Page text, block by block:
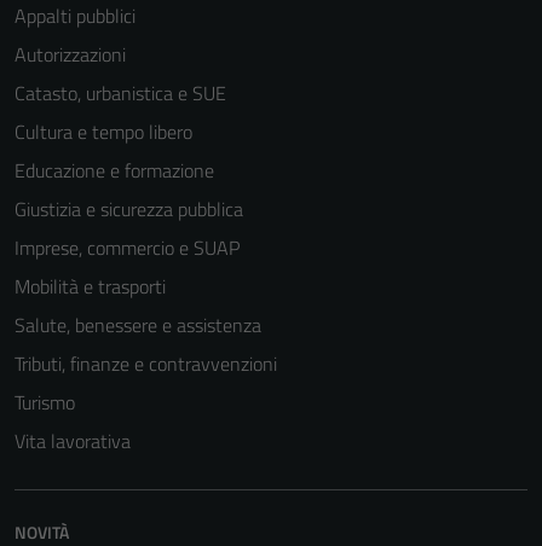
Appalti pubblici
Autorizzazioni
Catasto, urbanistica e SUE
Cultura e tempo libero
Educazione e formazione
Giustizia e sicurezza pubblica
Imprese, commercio e SUAP
Mobilità e trasporti
Salute, benessere e assistenza
Tributi, finanze e contravvenzioni
Turismo
Vita lavorativa
NOVITÀ